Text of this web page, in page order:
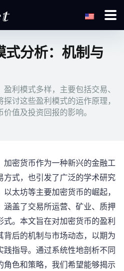
式分析：机制与
利模式多样，主要包括交易、
讨这些盈利模式的运作原理，
值及投资回报的影响。
加密货币作为一种新兴的金融工
方式，也引发了广泛的学术研究
太坊等主要加密货币的崛起，
盖了交易所运营、矿业、质押
。本文旨在对加密货币的盈利
后的机制与市场动态，以期为
指导。通过系统性地剖析不同
色和策略，我们希望能够揭示